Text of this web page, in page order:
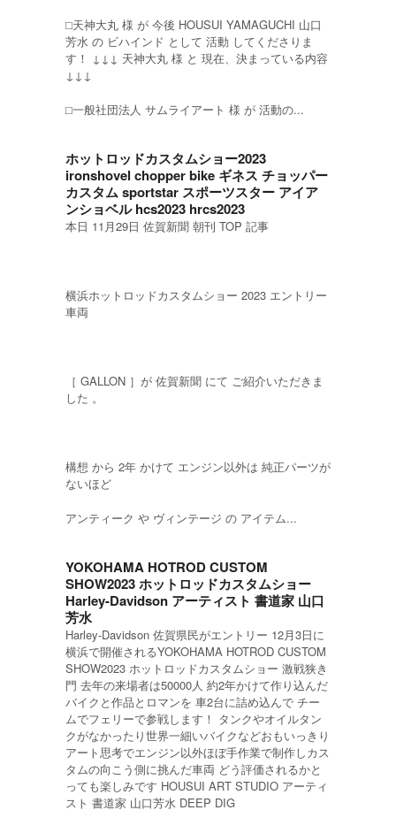
⬜︎天神大丸 様 が 今後 HOUSUI YAMAGUCHI 山口
芳水 の ビハインド として 活動 してくださりま
す！ ↓↓↓ 天神大丸 様 と 現在、決まっている内容
↓↓↓
⬜︎一般社団法人 サムライアート 様 が 活動の...
ホットロッドカスタムショー2023
ironshovel chopper bike ギネス チョッパー
カスタム sportstar スポーツスター アイア
ンショベル hcs2023 hrcs2023
本日 11月29日 佐賀新聞 朝刊 TOP 記事
横浜ホットロッドカスタムショー 2023 エントリー
車両
［ GALLON ］が 佐賀新聞 にて ご紹介いただきま
した 。
構想 から 2年 かけて エンジン以外は 純正パーツが
ないほど
アンティーク や ヴィンテージ の アイテム...
YOKOHAMA HOTROD CUSTOM
SHOW2023 ホットロッドカスタムショー
Harley-Davidson アーティスト 書道家 山口
芳水
Harley-Davidson 佐賀県民がエントリー 12月3日に
横浜で開催されるYOKOHAMA HOTROD CUSTOM
SHOW2023 ホットロッドカスタムショー 激戦狭き
門 去年の来場者は50000人 約2年かけて作り込んだ
バイクと作品とロマンを 車2台に詰め込んで チー
ムでフェリーで参戦します！ タンクやオイルタン
クがなかったり世界一細いバイクなどおもいっきり
アート思考でエンジン以外ほぼ手作業で制作しカス
タムの向こう側に挑んだ車両 どう評価されるかと
っても楽しみです HOUSUI ART STUDIO アーティ
スト 書道家 山口芳水 DEEP DIG